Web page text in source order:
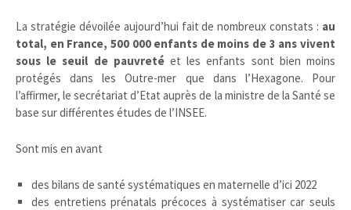
La stratégie dévoilée aujourd’hui fait de nombreux constats : au
total, en France, 500 000 enfants de moins de 3 ans vivent
sous le seuil de pauvretéet les enfants sont bien moins
protégés dans les Outre-mer que dans l’Hexagone. Pour
l’affirmer, le secrétariat d’Etat auprès de la ministre de la Santé se
base sur différentes études de l’INSEE.
Sont mis en avant
des bilans de santé systématiques en maternelle d’ici 2022
des entretiens prénatals précoces à systématiser car seuls